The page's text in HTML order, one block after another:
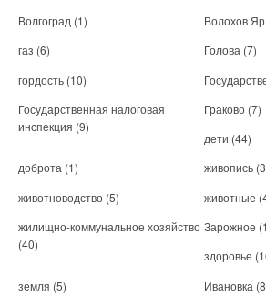
Волгоград (1) Волохов Яр
газ (6) Голова (7)
гордость (10)
Государственная налоговая
инспекция (9)
Граково (7)
дети (44)
доброта (1) живопись
животноводство (5) животные
жилищно-коммунальное хозяйство
(40)
Зарожное
здоровье
земля (5) Ивановка